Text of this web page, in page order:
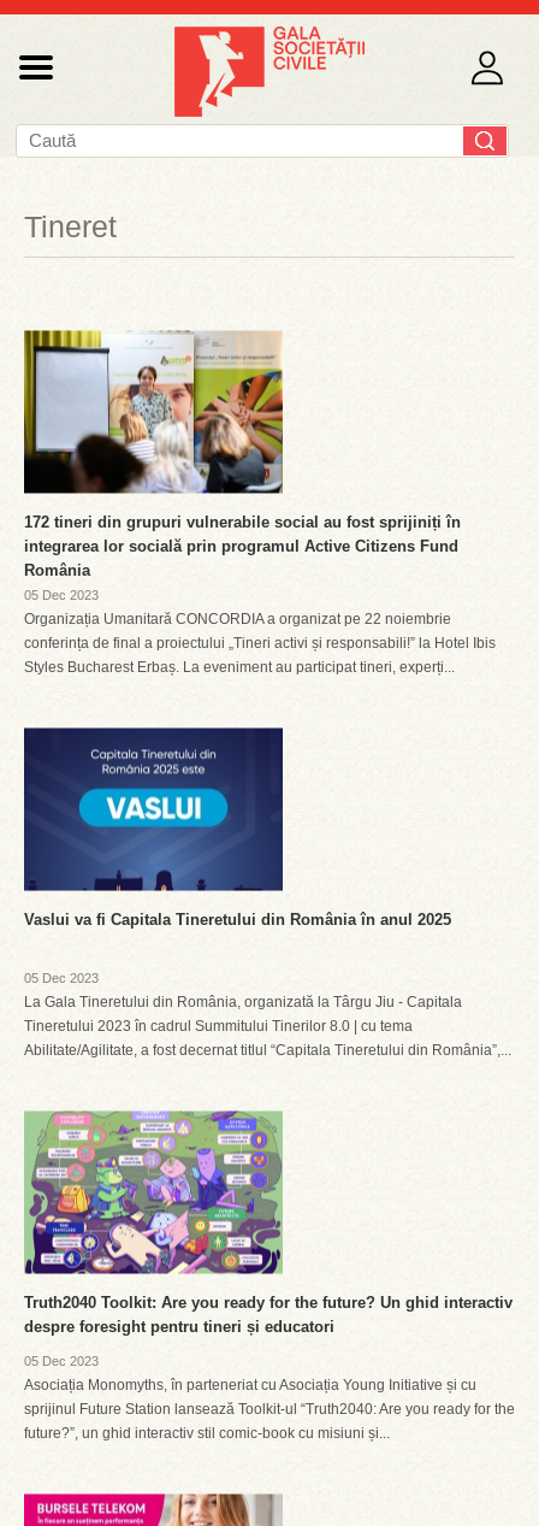
Tineret
172 tineri din grupuri vulnerabile social au fost sprijiniți în
integrarea lor socială prin programul Active Citizens Fund
România
05 Dec 2023
Organizația Umanitară CONCORDIA a organizat pe 22 noiembrie
conferința de final a proiectului „Tineri activi și responsabili!” la Hotel Ibis
Styles Bucharest Erbaș. La eveniment au participat tineri, experți...
Vaslui va fi Capitala Tineretului din România în anul 2025
05 Dec 2023
La Gala Tineretului din România, organizată la Târgu Jiu - Capitala
Tineretului 2023 în cadrul Summitului Tinerilor 8.0 | cu tema
Abilitate/Agilitate, a fost decernat titlul “Capitala Tineretului din România”,...
Truth2040 Toolkit: Are you ready for the future? Un ghid interactiv
despre foresight pentru tineri și educatori
05 Dec 2023
Asociația Monomyths, în parteneriat cu Asociația Young Initiative și cu
sprijinul Future Station lansează Toolkit-ul “Truth2040: Are you ready for the
future?”, un ghid interactiv stil comic-book cu misiuni și...